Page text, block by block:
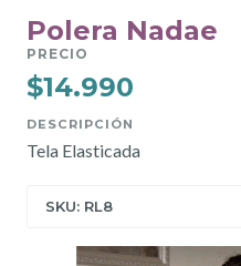
Polera Nadae
PRECIO
$14.990
DESCRIPCIÓN
Tela Elasticada
SKU: RL8